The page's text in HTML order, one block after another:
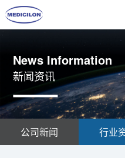
News Information
新闻资讯
公司新闻 行业